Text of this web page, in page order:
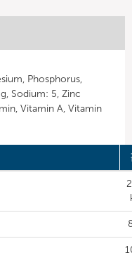
Phosphorus,
Sodium: 5, Zinc
Vitamin A, Vitamin